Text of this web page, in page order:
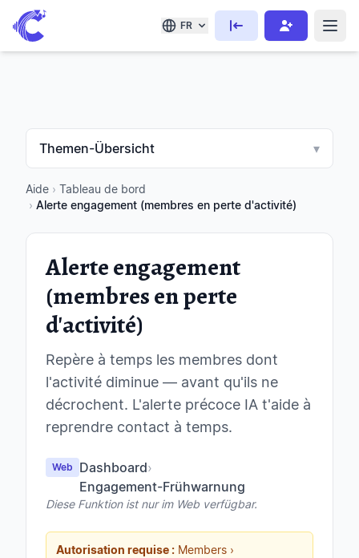
FR
Themen-Übersicht ▾
Aide › Tableau de bord
› Alerte engagement (membres en perte d'activité)
Alerte engagement
(membres en perte
d'activité)
Repère à temps les membres dont
l'activité diminue — avant qu'ils ne
décrochent. L'alerte précoce IA t'aide à
reprendre contact à temps.
Web Dashboard›
Engagement-Frühwarnung
Diese Funktion ist nur im Web verfügbar.
Autorisation requise : Members ›